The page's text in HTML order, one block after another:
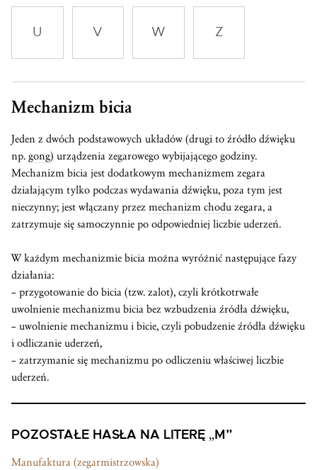
U V W Z
Mechanizm bicia
Jeden z dwóch podstawowych układów (drugi to źródło dźwięku
np. gong) urządzenia zegarowego wybijającego godziny.
Mechanizm bicia jest dodatkowym mechanizmem zegara
działającym tylko podczas wydawania dźwięku, poza tym jest
nieczynny; jest włączany przez mechanizm chodu zegara, a
zatrzymuje się samoczynnie po odpowiedniej liczbie uderzeń.
W każdym mechanizmie bicia można wyróżnić następujące fazy
działania:
– przygotowanie do bicia (tzw. zalot), czyli krótkotrwałe
uwolnienie mechanizmu bicia bez wzbudzenia źródła dźwięku,
– uwolnienie mechanizmu i bicie, czyli pobudzenie źródła dźwięku
i odliczanie uderzeń,
– zatrzymanie się mechanizmu po odliczeniu właściwej liczbie
uderzeń.
POZOSTAŁE HASŁA NA LITERĘ „M”
Manufaktura (zegarmistrzowska)